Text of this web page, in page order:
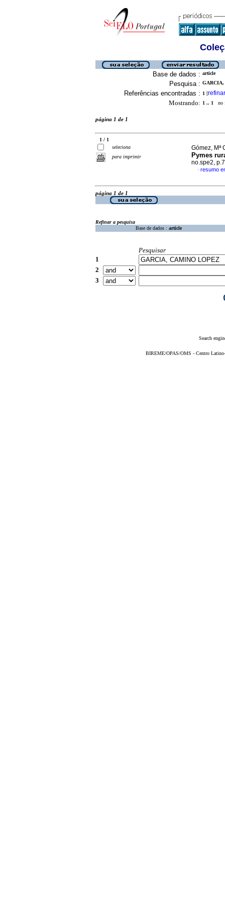
Base de dados : article
Pesquisa :
Referências encontradas : 1 [refinar
Mostrando: 1 .. 1 no
página 1 de 1
1 / 1
seleciona
para imprimir
Gómez, Mª
Pymes
no.spe2,
· resumo
página 1 de 1
Refinar a pesquisa
Base de dados : article
Pesquisar
1
2
3
Search
BIREME/OPAS/OMS - Centro Latino-